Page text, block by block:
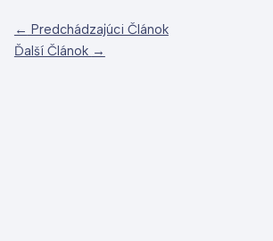
← Predchádzajúci Článok
Ďalší Článok →